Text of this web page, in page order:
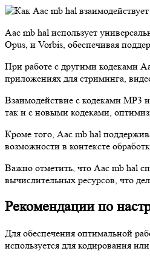
Aac mb hal использует
Opus, и Vorbis, обеспечивая
При работе с другими кодеками
приложениях для стриминга,
Взаимодействие с кодеками MP3
так и с новыми кодеками,
Кроме того, Aac mb hal
возможности в контексте
Важно отметить, что Aac mb hal
вычислительных ресурсов, что
Рекомендации по
Для обеспечения оптимальной
используется для кодирования